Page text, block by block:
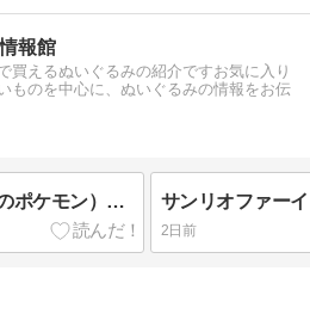
報館
買えるぬいぐるみの紹介ですお気に入り
ものを中心に、ぬいぐるみの情報をお伝
ポケットモンスター（桃のポケモン）のぬいぐるみ一覧
2日前